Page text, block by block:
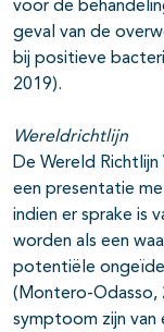
voor de
geval van de
bij positieve
2019).
Wereldrichtlijn
De Wereld
een presentatie
indien er sprake is
worden als een
potentiële
(Montero-Odasso,
symptoom zijn van